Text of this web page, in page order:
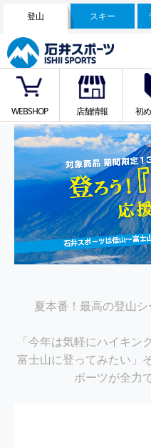
登山 スキー
WEBSHOP 店舗情報 初
夏本番！最高の登山シ
「今年は気軽にハイキ
富士山に登ってみたい」
ポーツが全力